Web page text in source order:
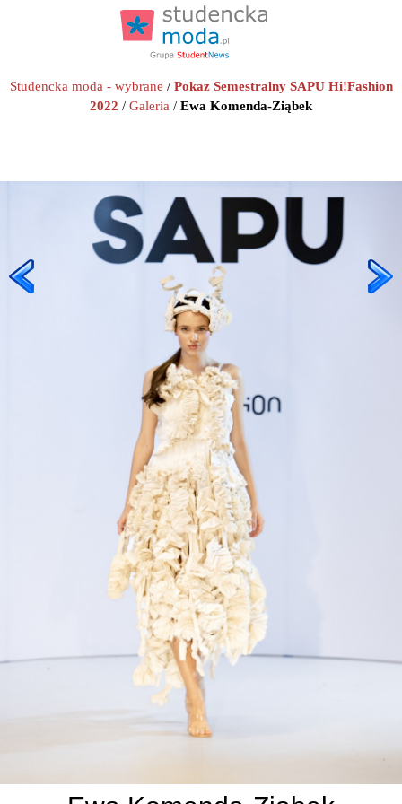
Studencka moda - wybrane / Pokaz Semestralny SAPU Hi!Fashion
2022 / Galeria / Ewa Komenda-Ziąbek